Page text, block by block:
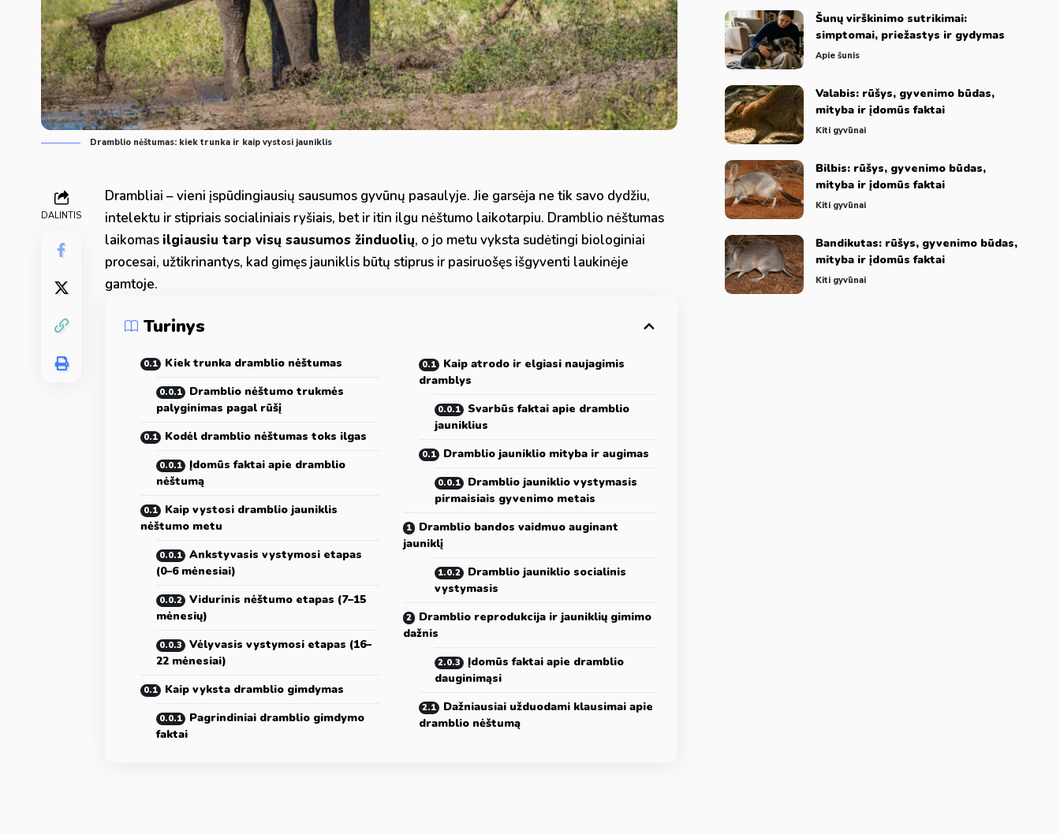
Dramblio nėštumas: kiek trunka ir kaip vystosi jauniklis
DALINTIS
Drambliai – vieni įspūdingiausių sausumos gyvūnų pasaulyje. Jie garsėja ne tik savo dydžiu,
intelektu ir stipriais socialiniais ryšiais, bet ir itin ilgu nėštumo laikotarpiu. Dramblio nėštumas
laikomas ilgiausiu tarp visų sausumos žinduolių, o jo metu vyksta sudėtingi biologiniai
procesai, užtikrinantys, kad gimęs jauniklis būtų stiprus ir pasiruošęs išgyventi laukinėje
gamtoje.
Turinys
Kiek trunka dramblio nėštumas
Dramblio nėštumo trukmės
palyginimas pagal rūšį
Kodėl dramblio nėštumas toks ilgas
Įdomūs faktai apie dramblio
nėštumą
Kaip vystosi dramblio jauniklis
nėštumo metu
Ankstyvasis vystymosi etapas
(0–6 mėnesiai)
Vidurinis nėštumo etapas (7–15
mėnesių)
Vėlyvasis vystymosi etapas (16–
22 mėnesiai)
Kaip vyksta dramblio gimdymas
Pagrindiniai dramblio gimdymo
faktai
Kaip atrodo ir elgiasi naujagimis
dramblys
Svarbūs faktai apie dramblio
jauniklius
Dramblio jauniklio mityba ir augimas
Dramblio jauniklio vystymasis
pirmaisiais gyvenimo metais
Dramblio bandos vaidmuo auginant
jauniklį
Dramblio jauniklio socialinis
vystymasis
Dramblio reprodukcija ir jauniklių gimimo
dažnis
Įdomūs faktai apie dramblio
dauginimąsi
Dažniausiai užduodami klausimai apie
dramblio nėštumą
Šunų virškinimo sutrikimai:
simptomai, priežastys ir gydymas
Apie šunis
Valabis: rūšys, gyvenimo būdas,
mityba ir įdomūs faktai
Kiti gyvūnai
Bilbis: rūšys, gyvenimo būdas,
mityba ir įdomūs faktai
Kiti gyvūnai
Bandikutas: rūšys, gyvenimo būdas,
mityba ir įdomūs faktai
Kiti gyvūnai